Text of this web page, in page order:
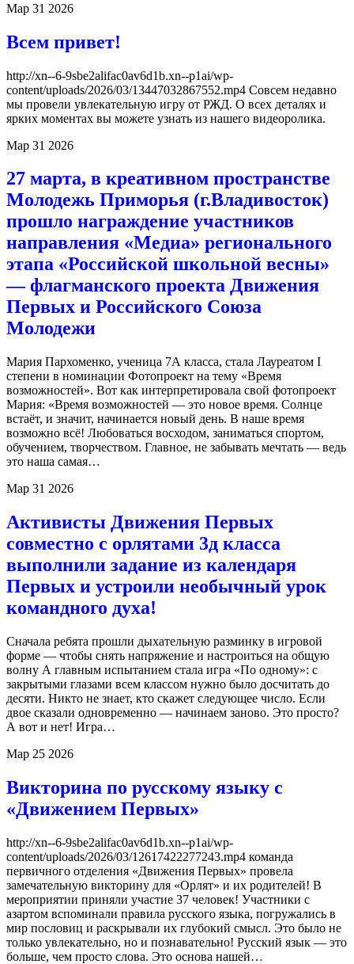
Мар 31 2026
Всем привет!
http://xn--6-9sbe2alifac0av6d1b.xn--p1ai/wp-
content/uploads/2026/03/13447032867552.mp4 Совсем недавно
мы провели увлекательную игру от РЖД. О всех деталях и
ярких моментах вы можете узнать из нашего видеоролика.
Мар 31 2026
27 марта, в креативном пространстве
Молодежь Приморья (г.Владивосток)
прошло награждение участников
направления «Медиа» регионального
этапа «Российской школьной весны»
— флагманского проекта Движения
Первых и Российского Союза
Молодежи
Мария Пархоменко, ученица 7А класса, стала Лауреатом I
степени в номинации Фотопроект на тему «Время
возможностей». Вот как интерпретировала свой фотопроект
Мария: «Время возможностей — это новое время. Солнце
встаёт, и значит, начинается новый день. В наше время
возможно всё! Любоваться восходом, заниматься спортом,
обучением, творчеством. Главное, не забывать мечтать — ведь
это наша самая…
Мар 31 2026
Активисты Движения Первых
совместно с орлятами 3д класса
выполнили задание из календаря
Первых и устроили необычный урок
командного духа!
Сначала ребята прошли дыхательную разминку в игровой
форме — чтобы снять напряжение и настроиться на общую
волну А главным испытанием стала игра «По одному»: с
закрытыми глазами всем классом нужно было досчитать до
десяти. Никто не знает, кто скажет следующее число. Если
двое сказали одновременно — начинаем заново. Это просто?
А вот и нет! Игра…
Мар 25 2026
Викторина по русскому языку с
«Движением Первых»
http://xn--6-9sbe2alifac0av6d1b.xn--p1ai/wp-
content/uploads/2026/03/12617422277243.mp4 команда
первичного отделения «Движения Первых» провела
замечательную викторину для «Орлят» и их родителей! В
мероприятии приняли участие 37 человек! Участники с
азартом вспоминали правила русского языка, погружались в
мир пословиц и раскрывали их глубокий смысл. Это было не
только увлекательно, но и познавательно! Русский язык — это
больше, чем просто слова. Это основа нашей…